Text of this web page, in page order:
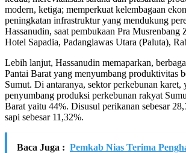
modern, ketiga; memperkuat kelembagaan
peningkatan infrastruktur yang mendukung
Hassanudin, saat pembukaan Pra Musrenbang
Hotel Sapadia, Padanglawas Utara (Paluta),
Lebih lanjut, Hassanudin memaparkan,
Pantai Barat yang menyumbang produktivitas
Sumut. Di antaranya, sektor perkebunan karet,
penyumbang produksi perkebunan rakyat
Barat yaitu 44%. Disusul perikanan sebesar
sapi sebesar 11,32%.
Baca Juga : Pemkab Nias Terima